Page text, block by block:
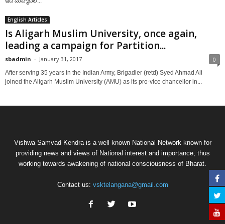
English Articles
Is Aligarh Muslim University, once again,
leading a campaign for Partition...
sbadmin - January 31, 2017 0
After serving 35 years in the Indian Army, Brigadier (retd) Syed Ahmad Ali
joined the Aligarh Muslim University (AMU) as its pro-vice chancellor in...
Vishwa Samvad Kendra is a well known National Network known for
providing news and views of National interest and importance, thus
working towards awakening of national consciousness of Bharat.
Contact us: vsktelangana@gmail.com